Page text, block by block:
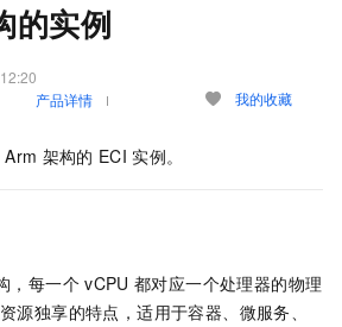
的实例
产品详情 我的收藏
Arm 架构的 ECI 实例。
，每一个 vCPU 都对应一个处理器的物理
源独享的特点，适用于容器、微服务、